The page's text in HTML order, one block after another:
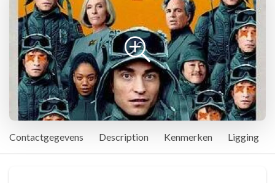
Contactgegevens Description Kenmerken Ligging